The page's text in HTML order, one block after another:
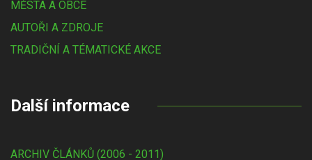
MĚSTA A OBCE
AUTOŘI A ZDROJE
TRADIČNÍ A TÉMATICKÉ AKCE
Další informace
ARCHIV ČLÁNKŮ (2006 - 2011)